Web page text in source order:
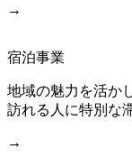
→
宿泊事業
地域の魅力を活か
訪れる人に特別な
→